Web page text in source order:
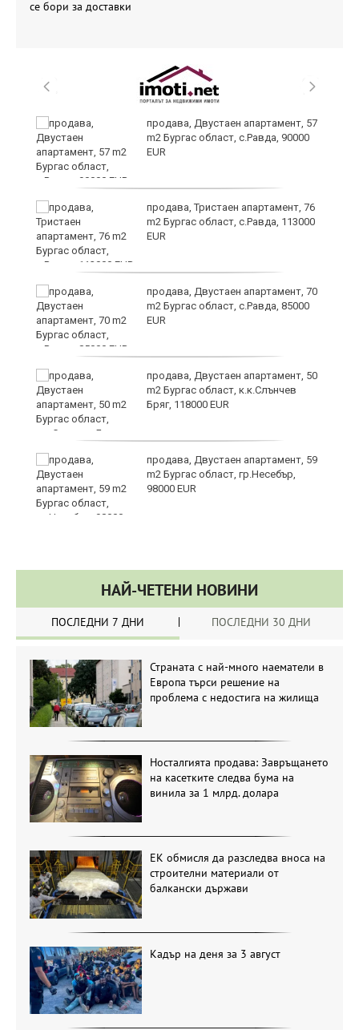
се бори за доставки
продава, Двустаен апартамент, 57
m2 Бургас област, с.Равда, 90000
EUR
продава, Тристаен апартамент, 76
m2 Бургас област, с.Равда, 113000
EUR
продава, Двустаен апартамент, 70
m2 Бургас област, с.Равда, 85000
EUR
продава, Двустаен апартамент, 50
m2 Бургас област, к.к.Слънчев
Бряг, 118000 EUR
продава, Двустаен апартамент, 59
m2 Бургас област, гр.Несебър,
98000 EUR
НАЙ-ЧЕТЕНИ НОВИНИ
ПОСЛЕДНИ 7 ДНИ ПОСЛЕДНИ 30 ДНИ
Страната с най-много наематели в
Европа търси решение на
проблема с недостига на жилища
Носталгията продава: Завръщането
на касетките следва бума на
винила за 1 млрд. долара
ЕК обмисля да разследва вноса на
строителни материали от
балкански държави
Кадър на деня за 3 август